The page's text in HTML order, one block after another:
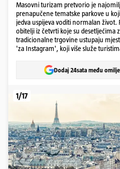
Masovni turizam pretvorio je
prenapučene tematske parkove u
jedva uspijeva voditi normalan život.
obitelji iz četvrti koje su desetljećima
tradicionalne trgovine ustupaju
'za Instagram', koji više služe
Dodaj 24sata među
1/17